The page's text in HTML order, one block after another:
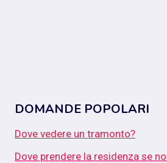
DOMANDE POPOLARI
Dove vedere un tramonto?
Dove prendere la residenza se